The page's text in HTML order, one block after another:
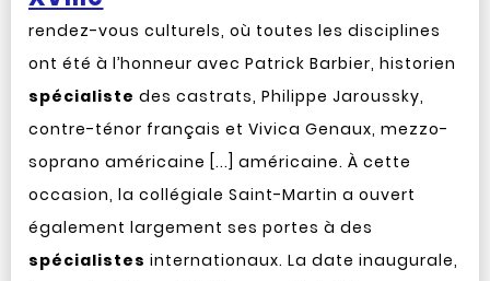
rendez-vous culturels, où toutes les disciplines
ont été à l’honneur avec Patrick Barbier, historien
spécialiste des castrats, Philippe Jaroussky,
contre-ténor français et Vivica Genaux, mezzo-
soprano américaine [...] américaine. À cette
occasion, la collégiale Saint-Martin a ouvert
également largement ses portes à des
spécialistes internationaux. La date inaugurale,